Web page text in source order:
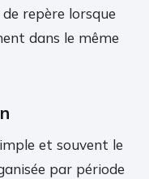
repère lorsque
dans le même
et souvent le
par période